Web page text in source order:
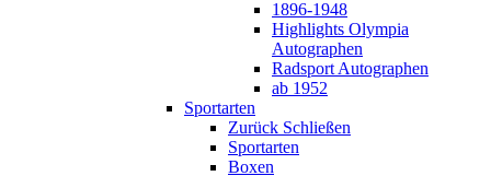
1896-1948
Highlights Olympia
Autographen
Radsport Autographen
ab 1952
Sportarten
Zurück Schließen
Sportarten
Boxen